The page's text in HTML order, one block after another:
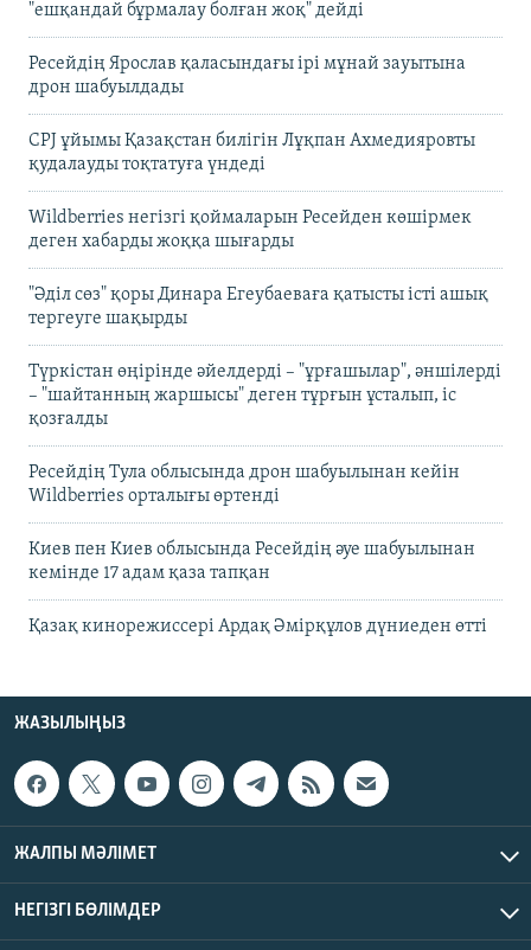
"ешқандай бұрмалау болған жоқ" дейді
Ресейдің Ярослав қаласындағы ірі мұнай зауытына
дрон шабуылдады
CPJ ұйымы Қазақстан билігін Лұқпан Ахмедияровты
қудалауды тоқтатуға үндеді
Wildberries негізгі қоймаларын Ресейден көшірмек
деген хабарды жоққа шығарды
"Әділ сөз" қоры Динара Егеубаеваға қатысты істі ашық
тергеуге шақырды
Түркістан өңірінде әйелдерді – "ұрғашылар", әншілерді
– "шайтанның жаршысы" деген тұрғын ұсталып, іс
қозғалды
Ресейдің Тула облысында дрон шабуылынан кейін
Wildberries орталығы өртенді
Киев пен Киев облысында Ресейдің әуе шабуылынан
кемінде 17 адам қаза тапқан
Қазақ кинорежиссері Ардақ Әмірқұлов дүниеден өтті
ЖАЗЫЛЫҢЫЗ
ЖАЛПЫ МӘЛІМЕТ
НЕГІЗГІ БӨЛІМДЕР